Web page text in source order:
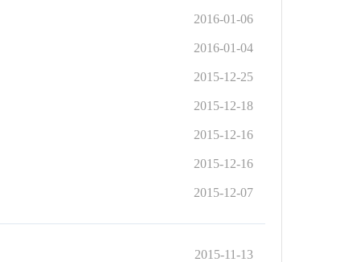
2016-01-06
2016-01-04
2015-12-25
2015-12-18
2015-12-16
2015-12-16
2015-12-07
2015-11-13